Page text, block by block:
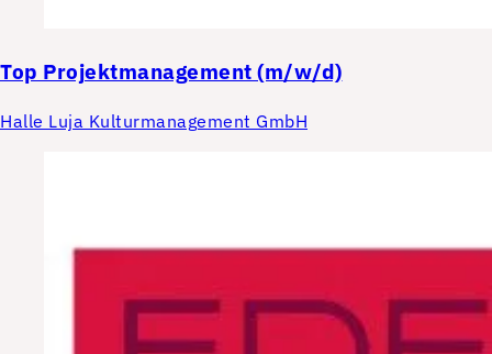
Top Projektmanagement (m/w/d)
Halle Luja Kulturmanagement GmbH